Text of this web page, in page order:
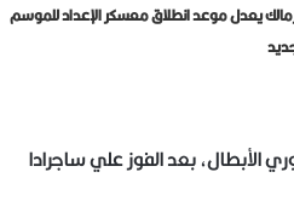
يعدل موعد انطلاق معسكر الإعداد للموسم
الأبطال، بعد الفوز علي ساجرادا